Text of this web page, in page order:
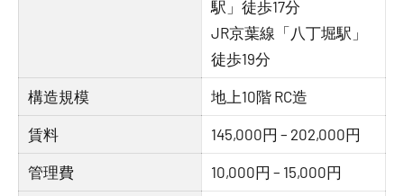
駅」徒歩17分
JR京葉線「八丁堀駅」
徒歩19分
構造規模 地上10階 RC造
賃料 145,000円 – 202,000円
管理費 10,000円 – 15,000円